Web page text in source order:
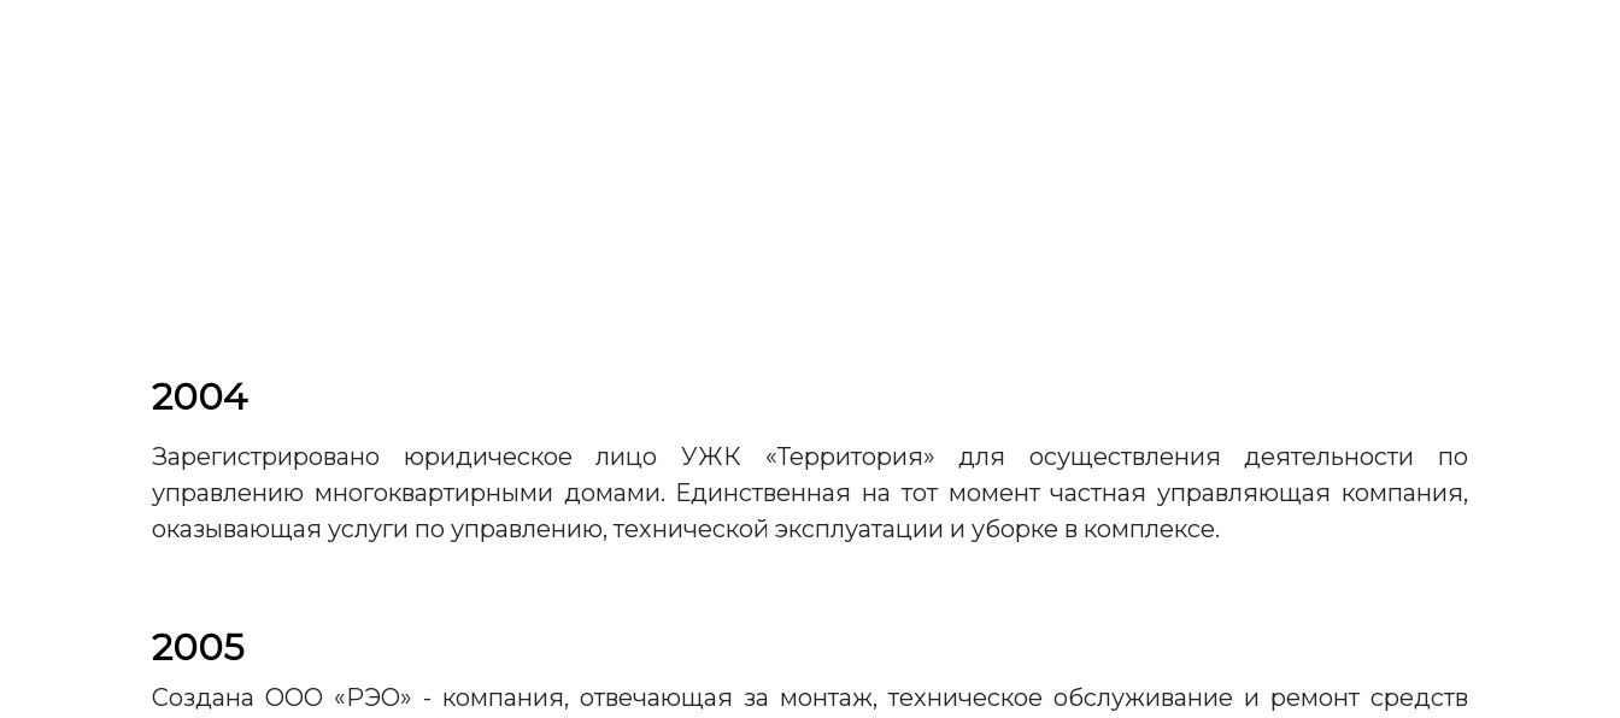
2004
Зарегистрировано юридическое лицо УЖК «Территория» для осуществления деятельности по
управлению многоквартирными домами. Единственная на тот момент частная управляющая компания,
оказывающая услуги по управлению, технической эксплуатации и уборке в комплексе.
2005
Создана ООО «РЭО» - компания, отвечающая за монтаж, техническое обслуживание и ремонт средств